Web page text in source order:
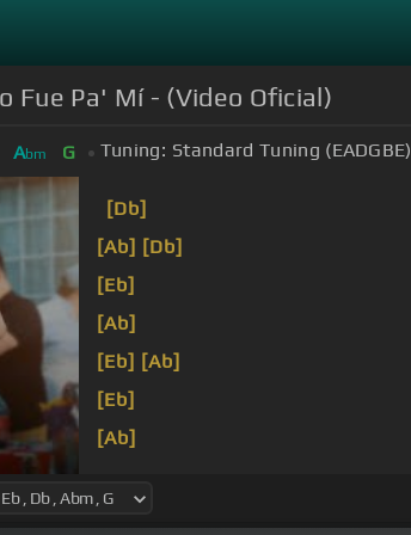
Fue Pa' Mí - (Video Oficial)
Abm G Tuning: Standard Tuning (EADGBE)
[Db]
[Ab] [Db]
[Eb]
[Ab]
[Eb] [Ab]
[Eb]
[Ab]